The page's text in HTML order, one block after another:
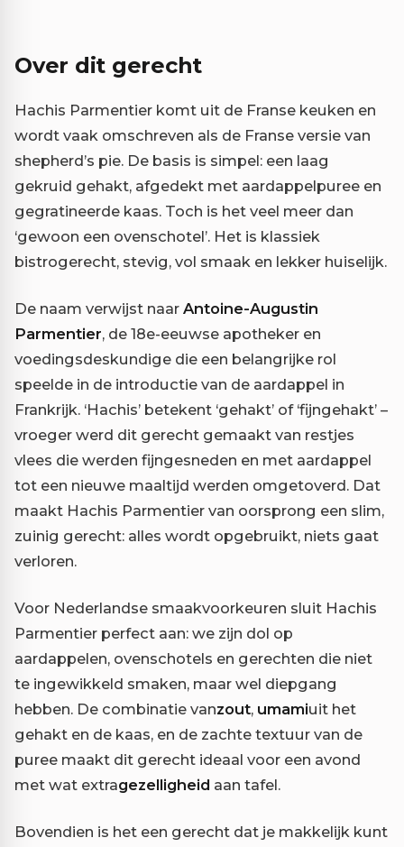
Over dit gerecht
Hachis Parmentier komt uit de Franse keuken en
wordt vaak omschreven als de Franse versie van
shepherd’s pie. De basis is simpel: een laag
gekruid gehakt, afgedekt met aardappelpuree en
gegratineerde kaas. Toch is het veel meer dan
‘gewoon een ovenschotel’. Het is klassiek
bistrogerecht, stevig, vol smaak en lekker huiselijk.
De naam verwijst naar Antoine-Augustin
Parmentier, de 18e-eeuwse apotheker en
voedingsdeskundige die een belangrijke rol
speelde in de introductie van de aardappel in
Frankrijk. ‘Hachis’ betekent ‘gehakt’ of ‘fijngehakt’ –
vroeger werd dit gerecht gemaakt van restjes
vlees die werden fijngesneden en met aardappel
tot een nieuwe maaltijd werden omgetoverd. Dat
maakt Hachis Parmentier van oorsprong een slim,
zuinig gerecht: alles wordt opgebruikt, niets gaat
verloren.
Voor Nederlandse smaakvoorkeuren sluit Hachis
Parmentier perfect aan: we zijn dol op
aardappelen, ovenschotels en gerechten die niet
te ingewikkeld smaken, maar wel diepgang
hebben. De combinatie vanzout, umamiuit het
gehakt en de kaas, en de zachte textuur van de
puree maakt dit gerecht ideaal voor een avond
met wat extragezelligheid aan tafel.
Bovendien is het een gerecht dat je makkelijk kunt